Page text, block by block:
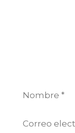
Nombre